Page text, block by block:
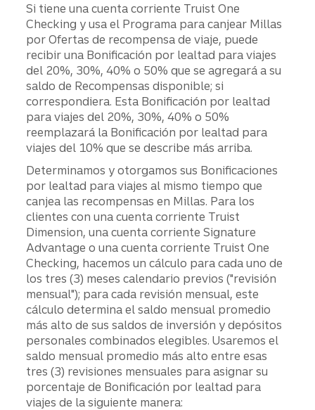
Si tiene una cuenta corriente Truist One
Checking y usa el Programa para canjear Millas
por Ofertas de recompensa de viaje, puede
recibir una Bonificación por lealtad para viajes
del 20%, 30%, 40% o 50% que se agregará a su
saldo de Recompensas disponible; si
correspondiera. Esta Bonificación por lealtad
para viajes del 20%, 30%, 40% o 50%
reemplazará la Bonificación por lealtad para
viajes del 10% que se describe más arriba.
Determinamos y otorgamos sus Bonificaciones
por lealtad para viajes al mismo tiempo que
canjea las recompensas en Millas. Para los
clientes con una cuenta corriente Truist
Dimension, una cuenta corriente Signature
Advantage o una cuenta corriente Truist One
Checking, hacemos un cálculo para cada uno de
los tres (3) meses calendario previos ("revisión
mensual"); para cada revisión mensual, este
cálculo determina el saldo mensual promedio
más alto de sus saldos de inversión y depósitos
personales combinados elegibles. Usaremos el
saldo mensual promedio más alto entre esas
tres (3) revisiones mensuales para asignar su
porcentaje de Bonificación por lealtad para
viajes de la siguiente manera: